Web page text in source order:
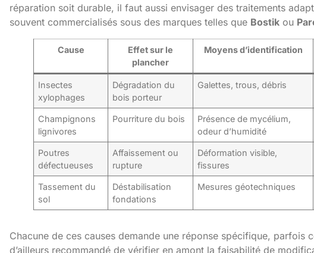
réparation soit durable, il faut aussi envisager des traitements
souvent commercialisés sous des marques telles que Bostik ou
Cause
Effet sur le
plancher
Moyens d’identification
Insectes
xylophages
Dégradation du
bois porteur
Galettes, trous, débris
Champignons
lignivores
Pourriture du bois
Présence de mycélium,
odeur d’humidité
Poutres
défectueuses
Affaissement ou
rupture
Déformation visible,
fissures
Tassement du
sol
Déstabilisation
fondations
Mesures géotechniques
Chacune de ces causes demande une réponse spécifique, parfois
d’ailleurs recommandé de vérifier en amont la faisabilité de